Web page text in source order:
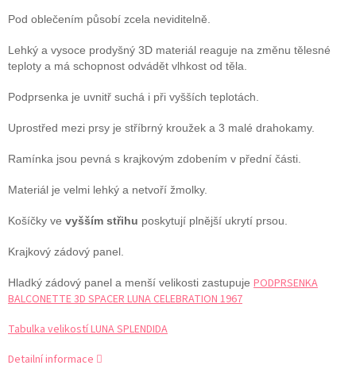
Pod oblečením působí zcela neviditelně.
Lehký a vysoce prodyšný 3D materiál reaguje na změnu tělesné
teploty a má schopnost odvádět vlhkost od těla.
Podprsenka je uvnitř suchá i při vyšších teplotách.
Uprostřed mezi prsy je stříbrný kroužek a 3 malé drahokamy.
Ramínka jsou pevná s krajkovým zdobením v přední části.
Materiál je velmi lehký a netvoří žmolky.
Košíčky ve vyšším střihu poskytují plnější ukrytí prsou.
Krajkový zádový panel.
Hladký zádový panel a menší velikosti zastupuje PODPRSENKA
BALCONETTE 3D SPACER LUNA CELEBRATION 1967
Tabulka velikostí LUNA SPLENDIDA
Detailní informace